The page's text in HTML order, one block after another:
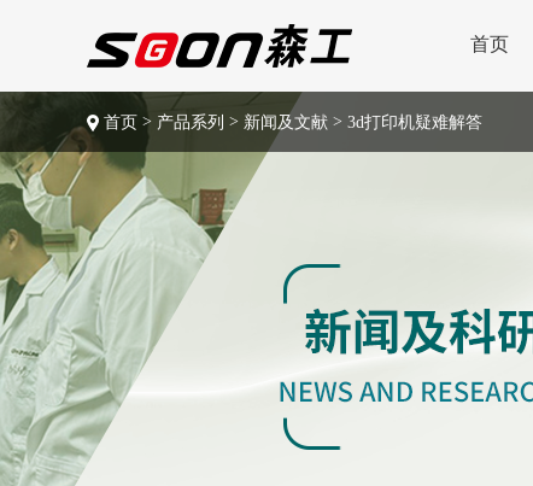
首页
首页 > 产品系列 > 新闻及文献 > 3d打印机疑难解答